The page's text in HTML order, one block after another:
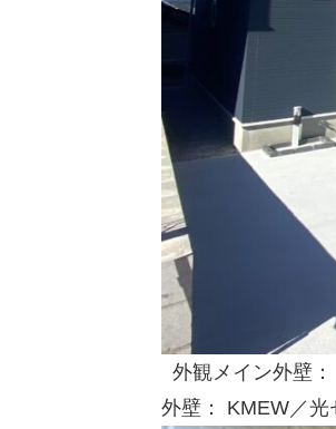
外観メイン外壁
外壁： KMEW／光